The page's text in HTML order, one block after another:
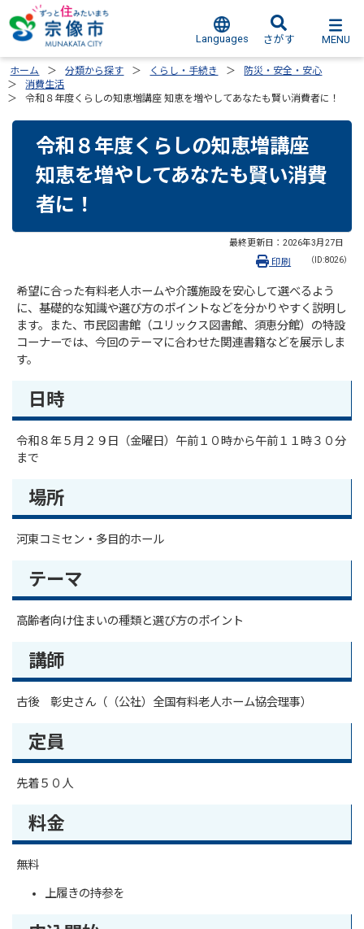
Languages さがす MENU
ホーム 分類から探す くらし・手続き
防災・安全・安心
消費生活
令和８年度くらしの知恵増講座 知恵を増やしてあなたも賢い消費者に！
令和８年度くらしの知恵増講座
知恵を増やしてあなたも賢い消費
者に！
最終更新日： 2026年3月27日
（ID:8026）
印刷
希望に合った有料老人ホームや介護施設を安心して選べるよう
に、基礎的な知識や選び方のポイントなどを分かりやすく説明し
ます。また、市民図書館（ユリックス図書館、須恵分館）の特設
コーナーでは、今回のテーマに合わせた関連書籍などを展示しま
す。
日時
令和８年５月２９日（金曜日）午前１０時から午前１１時３０分
まで
場所
河東コミセン・多目的ホール
テーマ
高齢者向け住まいの種類と選び方のポイント
講師
古後 彰史さん（（公社）全国有料老人ホーム協会理事）
定員
先着５０人
料金
無料
上履きの持参を